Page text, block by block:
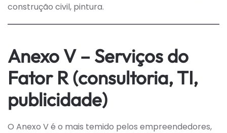
construção civil, pintura.
Anexo V – Serviços do
Fator R (consultoria, TI,
publicidade)
O Anexo V é o mais temido pelos empreendedores,